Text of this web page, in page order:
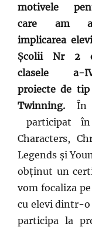
motivele
care am
implicarea
Școlii Nr 2
clasele a-
proiecte de
Twinning.În
participat în
Characters,
Legends și
obținut un
vom focaliza
cu elevi dintr-o
participa la